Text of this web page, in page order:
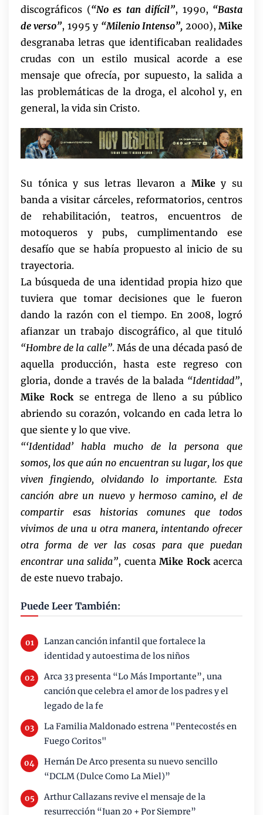
discográficos (“No es tan difícil”, 1990, “Basta
de verso”, 1995 y “Milenio Intenso”, 2000),Mike
desgranaba letras que identificaban realidades
crudas con un estilo musical acorde a ese
mensaje que ofrecía, por supuesto, la salida a
las problemáticas de la droga, el alcohol y, en
general, la vida sin Cristo.
Su tónica y sus letras llevaron a Mikey su
banda a visitar cárceles, reformatorios, centros
de rehabilitación, teatros, encuentros de
motoqueros y pubs, cumplimentando ese
desafío que se había propuesto al inicio de su
trayectoria.
La búsqueda de una identidad propia hizo que
tuviera que tomar decisiones que le fueron
dando la razón con el tiempo. En 2008, logró
afianzar un trabajo discográfico, al que tituló
“Hombre de la calle”. Más de una década pasó de
aquella producción, hasta este regreso con
gloria, donde a través de la balada “Identidad”,
Mike Rock se entrega de lleno a su público
abriendo su corazón, volcando en cada letra lo
que siente y lo que vive.
“‘Identidad’ habla mucho de la persona que
somos, los que aún no encuentran su lugar, los que
viven fingiendo, olvidando lo importante. Esta
canción abre un nuevo y hermoso camino, el de
compartir esas historias comunes que todos
vivimos de una u otra manera, intentando ofrecer
otra forma de ver las cosas para que puedan
encontrar una salida”, cuenta Mike Rock acerca
de este nuevo trabajo.
Puede Leer También:
Lanzan canción infantil que fortalece la
identidad y autoestima de los niños
Arca 33 presenta “Lo Más Importante”, una
canción que celebra el amor de los padres y el
legado de la fe
La Familia Maldonado estrena "Pentecostés en
Fuego Coritos"
Hernán De Arco presenta su nuevo sencillo
“DCLM (Dulce Como La Miel)”
Arthur Callazans revive el mensaje de la
resurrección “Juan 20 + Por Siempre”